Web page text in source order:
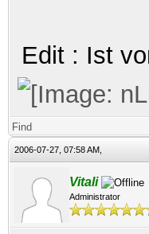
Edit : Ist
Find
2006-07-27, 07:58 AM,
Vitali
Administrator